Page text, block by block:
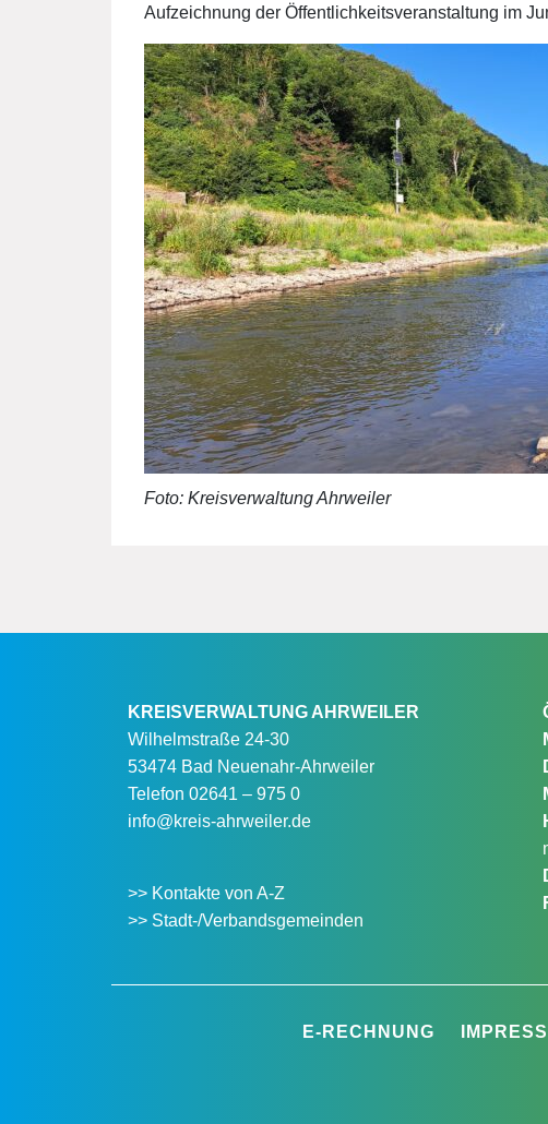
Aufzeichnung der Öffentlichkeitsveranstaltung im
Foto: Kreisverwaltung Ahrweiler
KREISVERWALTUNG AHRWEILER
Wilhelmstraße 24-30
53474 Bad Neuenahr-Ahrweiler
Telefon 02641 – 975 0
info@kreis-ahrweiler.de
>> Kontakte von A-Z
>> Stadt-/Verbandsgemeinden
E-RECHNUNG